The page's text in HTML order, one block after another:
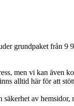
grundpaket från
men vi kan
alltid här för att
av